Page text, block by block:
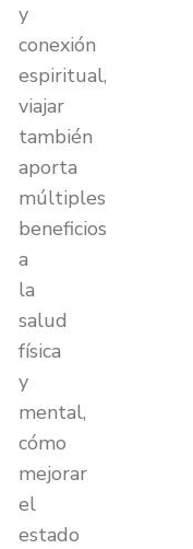
y
conexión
espiritual,
viajar
también
aporta
múltiples
beneficios
a
la
salud
física
y
mental,
cómo
mejorar
el
estado